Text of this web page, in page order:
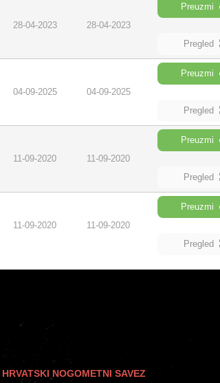
28-04-2023 28-04-2023
Preuzmi
Pregled
04-09-2025 04-09-2025
Preuzmi
Pregled
11-09-2020 11-09-2020
Preuzmi
Pregled
11-09-2020 11-09-2020
Preuzmi
Pregled
HRVATSKI NOGOMETNI SAVEZ